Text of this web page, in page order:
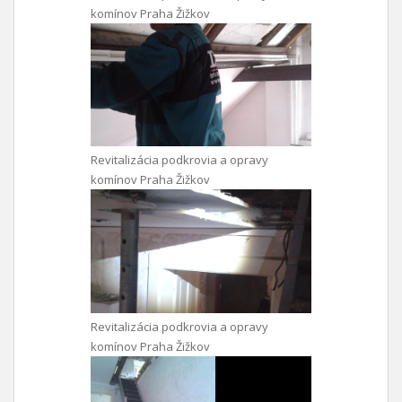
komínov Praha Žižkov
Revitalizácia podkrovia a opravy
komínov Praha Žižkov
Revitalizácia podkrovia a opravy
komínov Praha Žižkov